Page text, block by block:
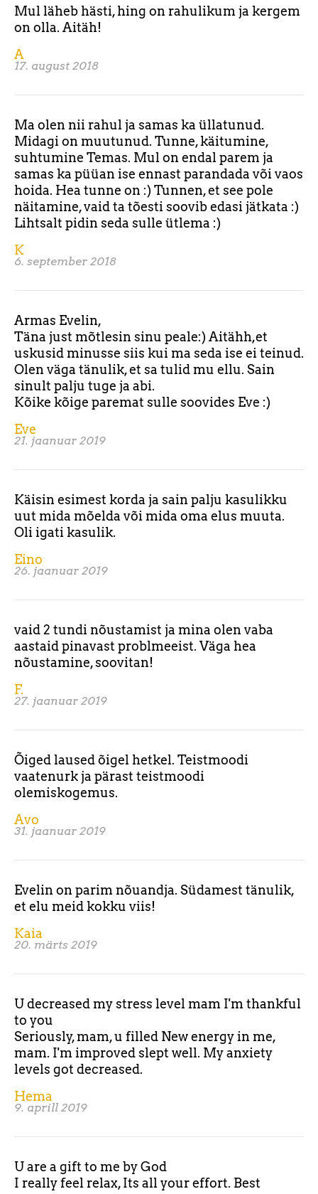
Mul läheb hästi, hing on rahulikum ja kergem
on olla. Aitäh!
A
17. august 2018
Ma olen nii rahul ja samas ka üllatunud.
Midagi on muutunud. Tunne, käitumine,
suhtumine Temas. Mul on endal parem ja
samas ka püüan ise ennast parandada või vaos
hoida. Hea tunne on :) Tunnen, et see pole
näitamine, vaid ta tõesti soovib edasi jätkata :)
Lihtsalt pidin seda sulle ütlema :)
K
6. september 2018
Armas Evelin,
Täna just mõtlesin sinu peale:) Aitähh,et
uskusid minusse siis kui ma seda ise ei teinud.
Olen väga tänulik, et sa tulid mu ellu. Sain
sinult palju tuge ja abi.
Kõike kõige paremat sulle soovides Eve :)
Eve
21. jaanuar 2019
Käisin esimest korda ja sain palju kasulikku
uut mida mõelda või mida oma elus muuta.
Oli igati kasulik.
Eino
26. jaanuar 2019
vaid 2 tundi nõustamist ja mina olen vaba
aastaid pinavast problmeeist. Väga hea
nõustamine, soovitan!
F.
27. jaanuar 2019
Õiged laused õigel hetkel. Teistmoodi
vaatenurk ja pärast teistmoodi
olemiskogemus.
Avo
31. jaanuar 2019
Evelin on parim nõuandja. Südamest tänulik,
et elu meid kokku viis!
Kaia
20. märts 2019
U decreased my stress level mam I'm thankful
to you
Seriously, mam, u filled New energy in me,
mam. I'm improved slept well. My anxiety
levels got decreased.
Hema
9. aprill 2019
U are a gift to me by God
I really feel relax, Its all your effort. Best